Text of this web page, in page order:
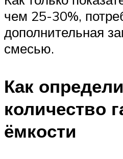
чем 25-30%,
дополнительная
смесью.
Как
количество
ёмкости